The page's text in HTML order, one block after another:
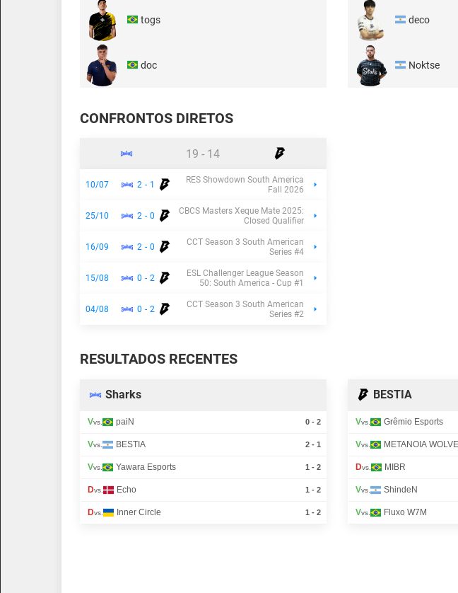
togs
doc
deco
Noktse
CONFRONTOS DIRETOS
19 - 14
10/07 2 - 1
RES Showdown South America
Fall 2026
25/10 2 - 0
CBCS Masters Xeque Mate 2025:
Closed Qualifier
16/09 2 - 0
CCT Season 3 South American
Series #4
15/08 0 - 2
ESL Challenger League Season
50: South America - Cup #1
04/08 0 - 2
CCT Season 3 South American
Series #2
RESULTADOS RECENTES
Sharks
Vvs. paiN 0 - 2
Vvs. BESTIA 2 - 1
Vvs. Yawara Esports 1 - 2
Dvs. Echo 1 - 2
Dvs. Inner Circle 1 - 2
BESTIA
Vvs. Grêmio Esports
Vvs. METANOIA
Dvs. MIBR
Vvs. ShindeN
Vvs. Fluxo W7M